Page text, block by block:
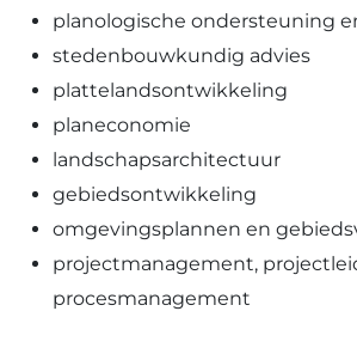
planologische ondersteuning
stedenbouwkundig advies
plattelandsontwikkeling
planeconomie
landschapsarchitectuur
gebiedsontwikkeling
omgevingsplannen en
projectmanagement,
procesmanagement